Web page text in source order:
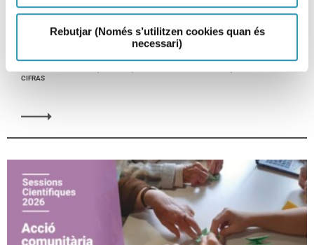
Rebutjar (Només s’utilitzen cookies quan és
necessari)
seguimiento con perspectiva de
equidad.
CIFRAS